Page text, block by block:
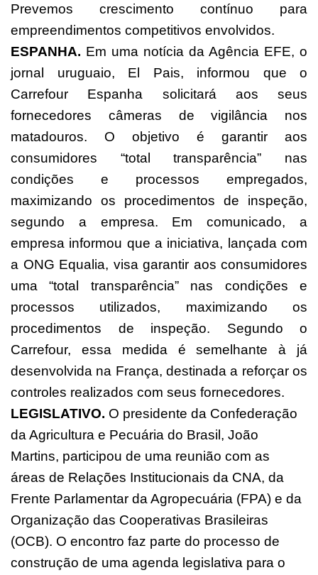
Prevemos crescimento contínuo para
empreendimentos competitivos envolvidos.
ESPANHA. Em uma notícia da Agência EFE, o
jornal uruguaio, El Pais, informou que o
Carrefour Espanha solicitará aos seus
fornecedores câmeras de vigilância nos
matadouros. O objetivo é garantir aos
consumidores “total transparência” nas
condições e processos empregados,
maximizando os procedimentos de inspeção,
segundo a empresa. Em comunicado, a
empresa informou que a iniciativa, lançada com
a ONG Equalia, visa garantir aos consumidores
uma “total transparência” nas condições e
processos utilizados, maximizando os
procedimentos de inspeção. Segundo o
Carrefour, essa medida é semelhante à já
desenvolvida na França, destinada a reforçar os
controles realizados com seus fornecedores.
LEGISLATIVO. O presidente da Confederação
da Agricultura e Pecuária do Brasil, João
Martins, participou de uma reunião com as
áreas de Relações Institucionais da CNA, da
Frente Parlamentar da Agropecuária (FPA) e da
Organização das Cooperativas Brasileiras
(OCB). O encontro faz parte do processo de
construção de uma agenda legislativa para o